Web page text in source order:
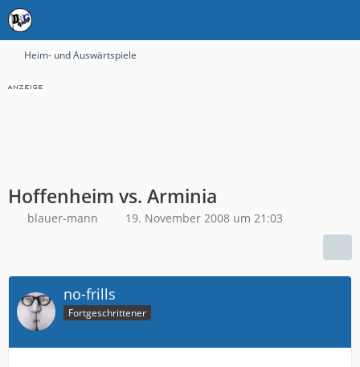
Heim- und Auswärtspiele
Hoffenheim vs. Arminia
blauer-mann 19. November 2008 um 21:03
no-frills
Fortgeschrittener